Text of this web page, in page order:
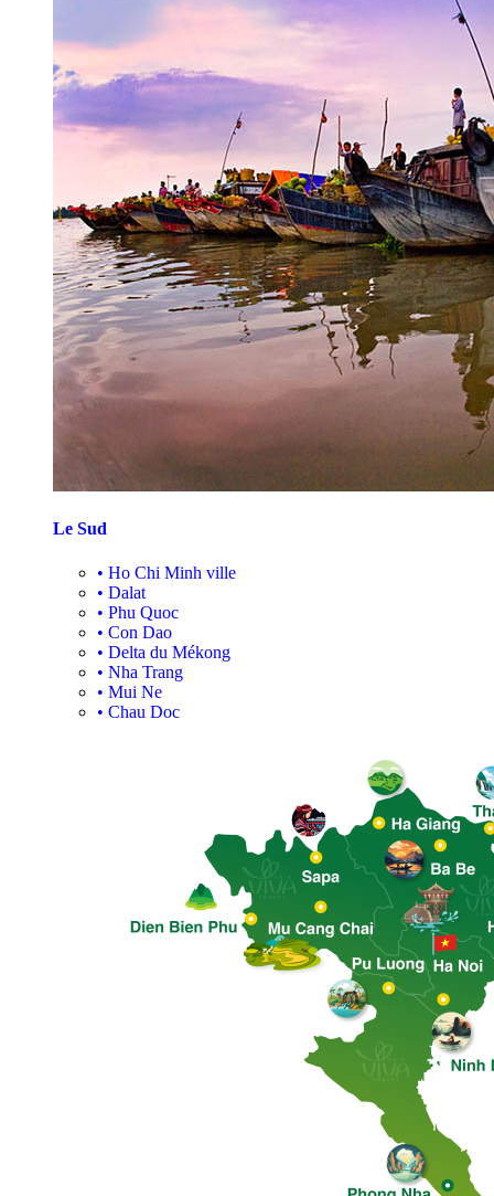
Le Sud
• Ho Chi Minh ville
• Dalat
• Phu Quoc
• Con Dao
• Delta du Mékong
• Nha Trang
• Mui Ne
• Chau Doc